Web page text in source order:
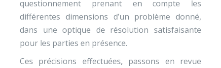
questionnement prenant en compte les
différentes dimensions d’un problème donné,
dans une optique de résolution satisfaisante
pour les parties en présence.
Ces précisions effectuées, passons en revue